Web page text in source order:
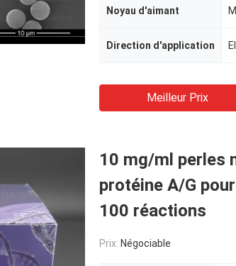
Noyau d'aimant
Direction d'application
Meilleur Prix
10 mg/ml perles
protéine A/G
100 réactions
Prix: Négociable